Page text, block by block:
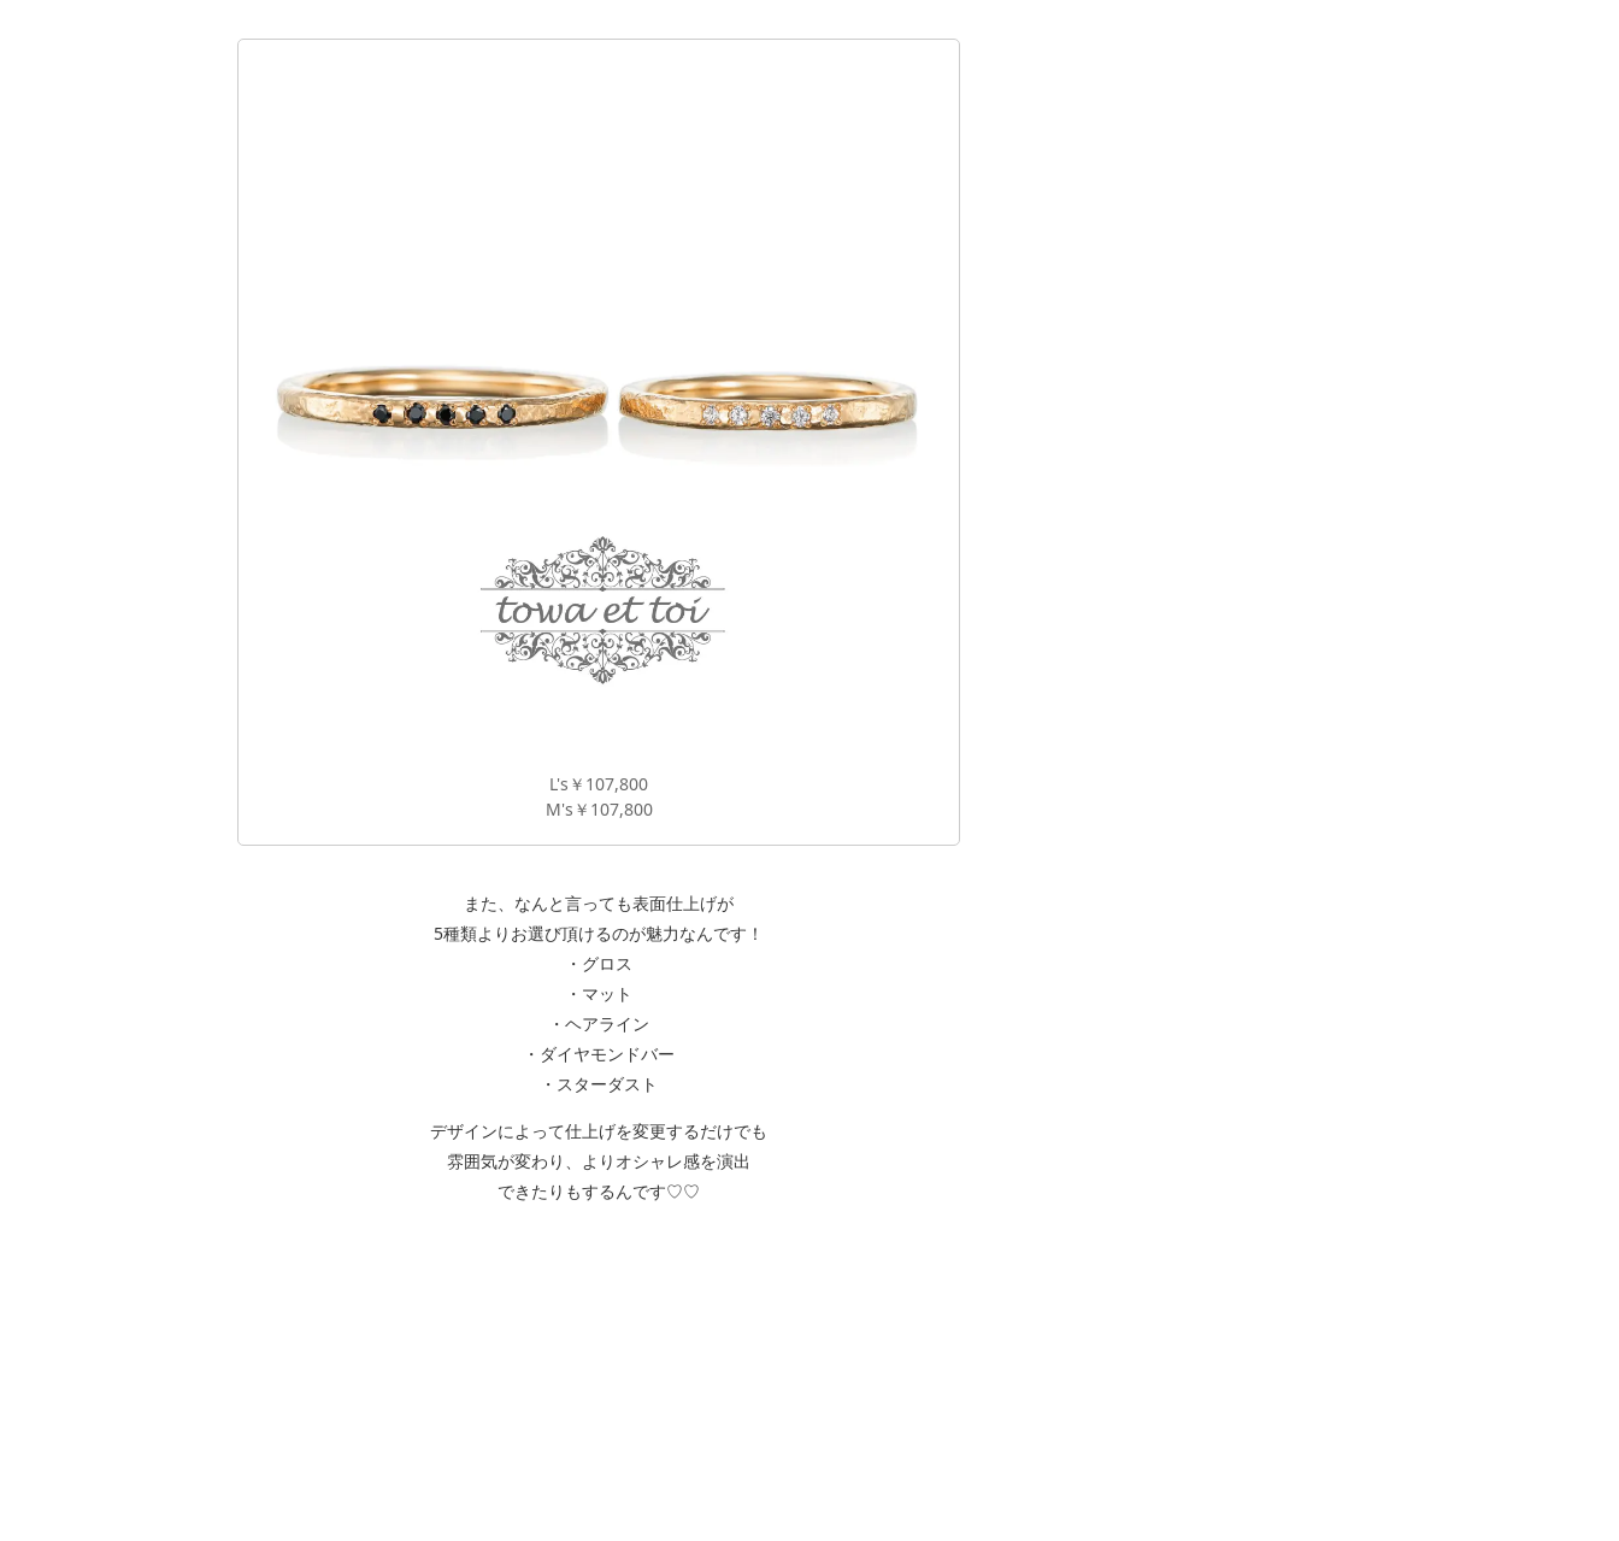
L's￥107,800
M's￥107,800
また、なんと言っても表面仕上げが
5種類よりお選び頂けるのが魅力なんです！
・グロス
・マット
・ヘアライン
・ダイヤモンドバー
・スターダスト
デザインによって仕上げを変更するだけでも
雰囲気が変わり、よりオシャレ感を演出
できたりもするんです♡♡